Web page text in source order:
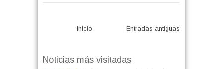
Entradas antiguas
Inicio
Noticias más visitadas